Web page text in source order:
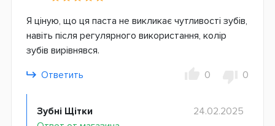
Я ціную, що ця паста не викликає чутливості зубів,
навіть після регулярного використання, колір
зубів вирівнявся.
Ответить
0 0
Зубні Щітки
24.02.2025